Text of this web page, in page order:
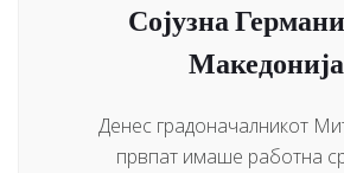
Сојузна
Македонија
Денес градоначалникот
првпат имаше работна